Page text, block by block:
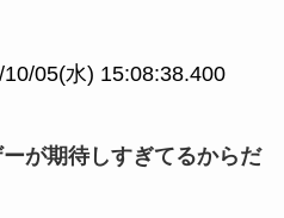
05(水) 15:08:38.400
が期待しすぎてるからだ